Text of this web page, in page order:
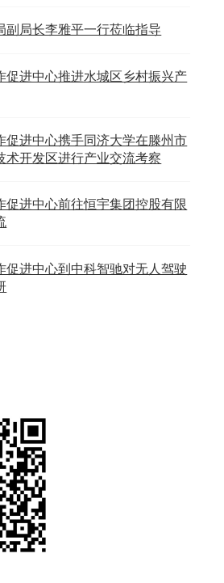
副局长李雅平一行莅临指导
促进中心推进水城区乡村振兴产
促进中心携手同济大学在滕州市
术开发区进行产业交流考察
促进中心前往恒宇集团控股有限
促进中心到中科智驰对无人驾驶